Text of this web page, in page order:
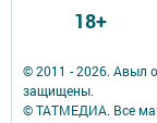
© 2011 - 2026. Авыл
защищены.
© ТАТМЕДИА. Все
18+